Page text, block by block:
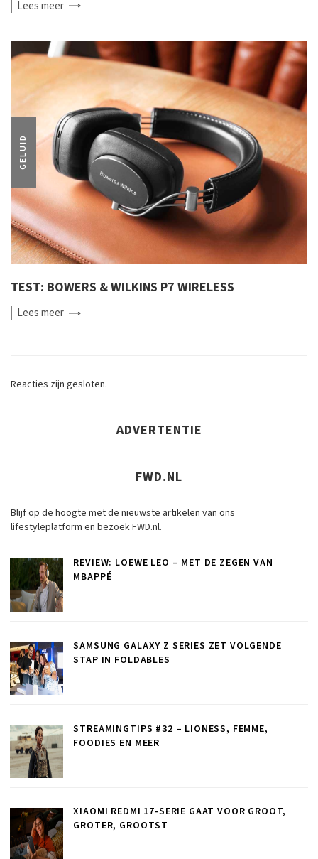
Leesmeer
GELUID
TEST: BOWERS & WILKINS P7 WIRELESS
Leesmeer
Reacties zijn gesloten.
ADVERTENTIE
FWD.NL
Blijf op de hoogte met de nieuwste artikelen van ons
lifestyleplatform en bezoek FWD.nl.
REVIEW: LOEWE LEO – MET DE ZEGEN VAN
MBAPPÉ
SAMSUNG GALAXY Z SERIES ZET VOLGENDE
STAP IN FOLDABLES
STREAMINGTIPS #32 – LIONESS, FEMME,
FOODIES EN MEER
XIAOMI REDMI 17-SERIE GAAT VOOR GROOT,
GROTER, GROOTST